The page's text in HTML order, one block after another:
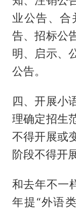
业公告、合
告、招标公
明、启示、
公告。
四、开展小
理确定招生
不得开展或
阶段不得开
和去年不一
年提“外语